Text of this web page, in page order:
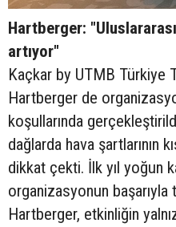
Hartberger:
artıyor"
Kaçkar by UTMB Türkiye
Hartberger de
koşullarında
dağlarda hava şartlarının
dikkat çekti. İlk yıl yoğun
organizasyonun başarıyla
Hartberger, etkinliğin